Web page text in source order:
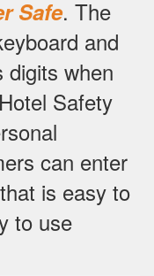
Safe. The
and
digits when
Safety
can enter
is easy to
to use